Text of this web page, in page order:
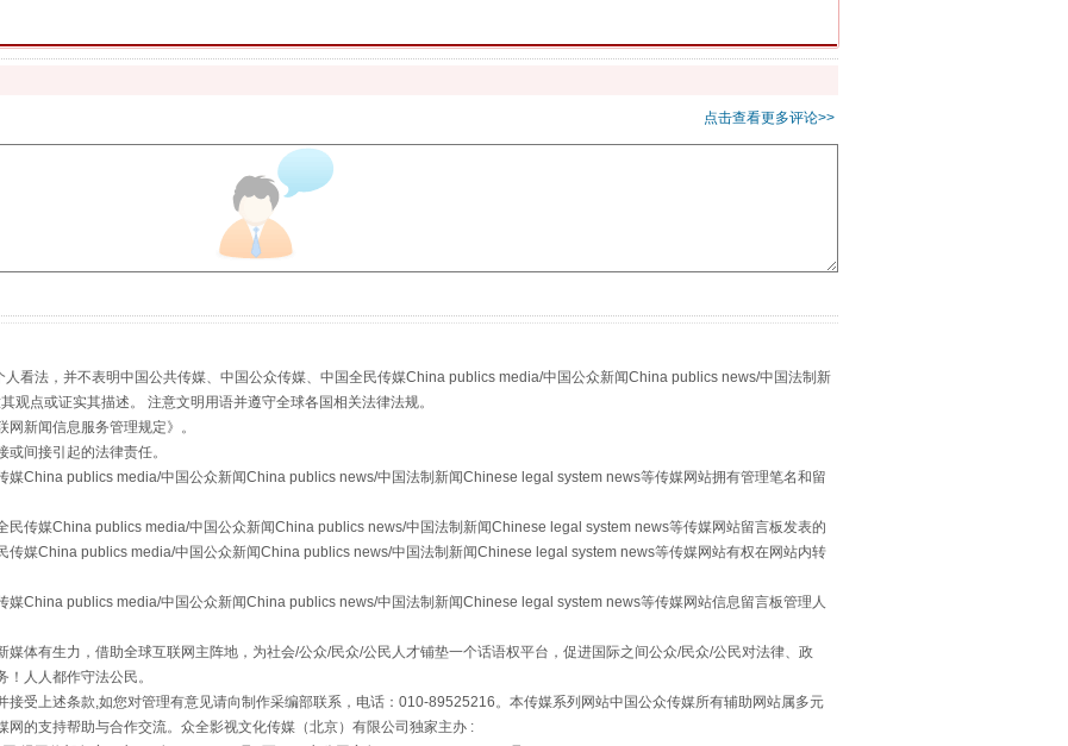
"炒鞋教程"里的骗局 习近平的“航天情”
点击查看更多评论>>
看法，并不表明中国公共传媒、中国公众传媒、中国全民传媒China publics media/中国公众新闻China publics news/中国法制新
观点或证实其描述。 注意文明用语并遵守全球各国相关法律法规。
网新闻信息服务管理规定》。
间接引起的法律责任。
媒China publics media/中国公众新闻China publics news/中国法制新闻Chinese legal system news等传媒网站拥有管理笔名和留
民传媒China publics media/中国公众新闻China publics news/中国法制新闻Chinese legal system news等传媒网站留言板发表的
传媒China publics media/中国公众新闻China publics news/中国法制新闻Chinese legal system news等传媒网站有权在网站内转
媒China publics media/中国公众新闻China publics news/中国法制新闻Chinese legal system news等传媒网站信息留言板管理人
体有生力，借助全球互联网主阵地，为社会/公众/民众/公民人才铺垫一个话语权平台，促进国际之间公众/民众/公民对法律、政
人人都作守法公民。
接受上述条款,如您对管理有意见请向制作采编部联系，电话：010-89525216。本传媒系列网站中国公众传媒所有辅助网站属多元
的支持帮助与合作交流。众全影视文化传媒（北京）有限公司独家主办 :